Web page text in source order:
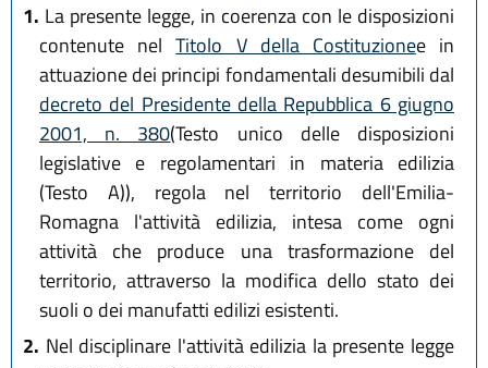
1. La presente legge, in coerenza con le disposizioni
contenute nelTitolo V della Costituzionee in
attuazione dei principi fondamentali desumibili dal
decreto del Presidente della Repubblica 6 giugno
2001, n. 380(Testo unico delle disposizioni
legislative e regolamentari in materia edilizia
(Testo A)), regola nel territorio dell'Emilia-
Romagna l'attività edilizia, intesa come ogni
attività che produce una trasformazione del
territorio, attraverso la modifica dello stato dei
suoli o dei manufatti edilizi esistenti.
2. Nel disciplinare l'attività edilizia la presente legge